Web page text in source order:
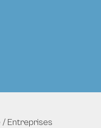
/ Entreprises